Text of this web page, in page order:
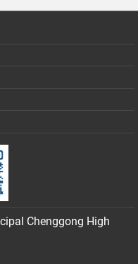
Chenggong High